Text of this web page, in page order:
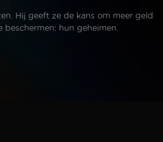
Hij geeft ze de kans om meer geld
hun geheimen.